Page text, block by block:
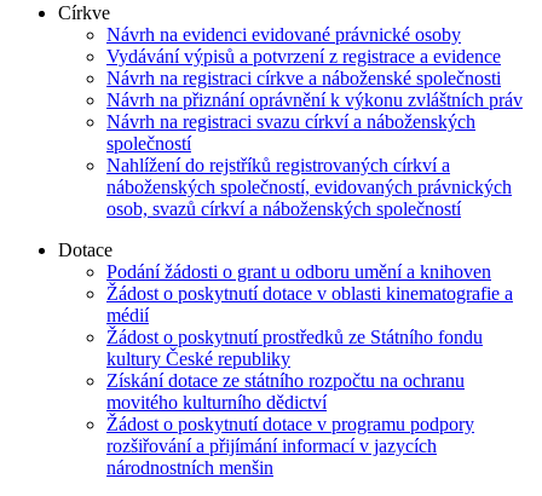
Církve
Návrh na evidenci evidované právnické osoby
Vydávání výpisů a potvrzení z registrace a evidence
Návrh na registraci církve a náboženské společnosti
Návrh na přiznání oprávnění k výkonu zvláštních práv
Návrh na registraci svazu církví a náboženských
společností
Nahlížení do rejstříků registrovaných církví a
náboženských společností, evidovaných právnických
osob, svazů církví a náboženských společností
Dotace
Podání žádosti o grant u odboru umění a knihoven
Žádost o poskytnutí dotace v oblasti kinematografie a
médií
Žádost o poskytnutí prostředků ze Státního fondu
kultury České republiky
Získání dotace ze státního rozpočtu na ochranu
movitého kulturního dědictví
Žádost o poskytnutí dotace v programu podpory
rozšiřování a přijímání informací v jazycích
národnostních menšin